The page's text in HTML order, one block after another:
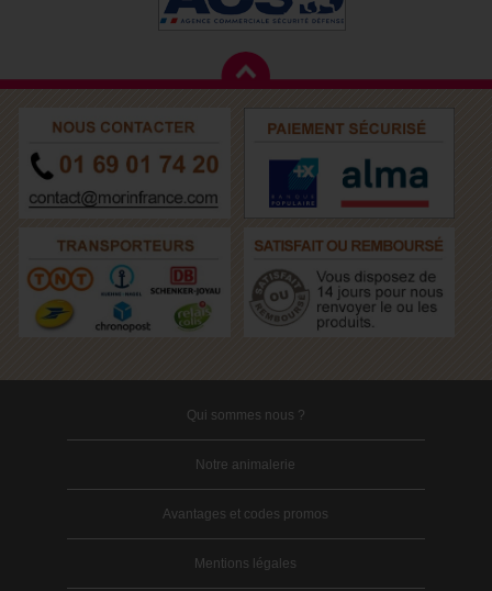
Qui sommes nous ?
Notre animalerie
Avantages et codes promos
Mentions légales